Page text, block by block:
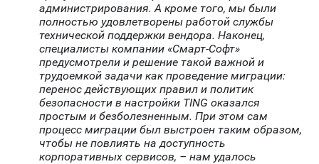
администрирования. А кроме того, мы были
полностью удовлетворены работой службы
технической поддержки вендора. Наконец,
специалисты компании «Смарт-Софт»
предусмотрели и решение такой важной и
трудоемкой задачи как проведение миграции:
перенос действующих правил и политик
безопасности в настройки TING оказался
простым и безболезненным. При этом сам
процесс миграции был выстроен таким образом,
чтобы не повлиять на доступность
корпоративных сервисов, – нам удалось